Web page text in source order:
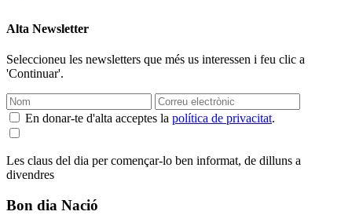
Alta Newsletter
Seleccioneu les newsletters que més us interessen i feu clic a
'Continuar'.
En donar-te d'alta acceptes la política de privacitat.
Les claus del dia per començar-lo ben informat, de dilluns a
divendres
Bon dia Nació